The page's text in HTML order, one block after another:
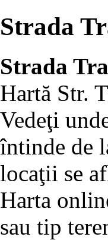
Strada
Strada
Hartă Str.
Vedeţi
întinde de
locaţii se
Harta
sau tip